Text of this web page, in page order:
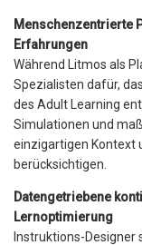
Menschenzentrierte
Erfahrungen
Während Litmos als
Spezialisten dafür,
des Adult Learning
Simulationen und
einzigartigen Kontext
berücksichtigen.
Datengetriebene
Lernoptimierung
Instruktions-Designer